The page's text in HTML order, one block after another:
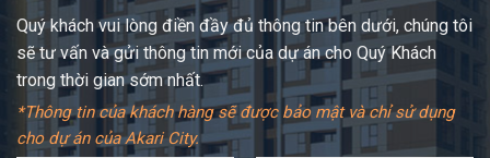
Quý khách vui lòng điền đầy đủ thông tin bên dưới, chúng tôi
sẽ tư vấn và gửi thông tin mới của dự án cho Quý Khách
trong thời gian sớm nhất.
*Thông tin của khách hàng sẽ được bảo mật và chỉ sử dụng
cho dự án của Akari City.